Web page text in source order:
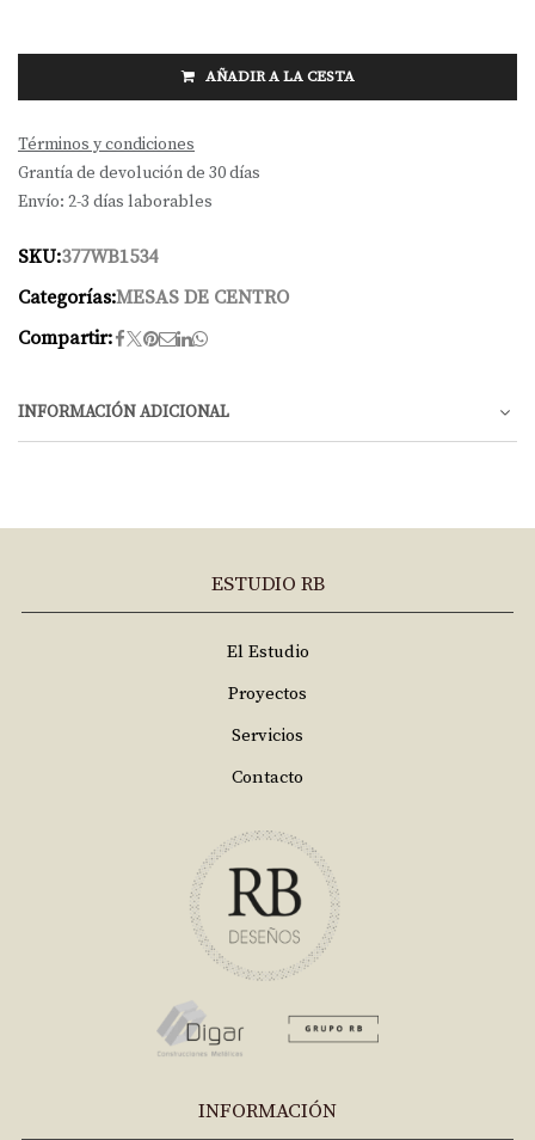
AÑADIR A LA CESTA
Términos y condiciones
Grantía de devolución de 30 días
Envío: 2-3 días laborables
SKU:377WB1534
Categorías:MESAS DE CENTRO
Compartir:
INFORMACIÓN ADICIONAL
ESTUDIO RB
El Estudio
Proyectos
Servicios
Contacto
INFORMACIÓN